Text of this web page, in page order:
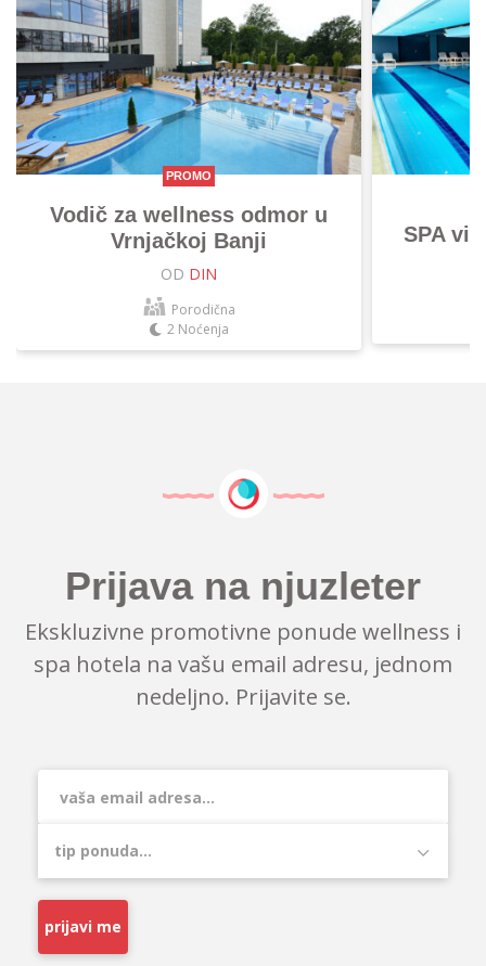
PROMO
Vodič za wellness odmor u
Vrnjačkoj Banji
OD DIN
Porodična
2 Noćenja
SPA
Prijava na njuzleter
Ekskluzivne promotivne ponude wellness i
spa hotela na vašu email adresu, jednom
nedeljno. Prijavite se.
prijavi me